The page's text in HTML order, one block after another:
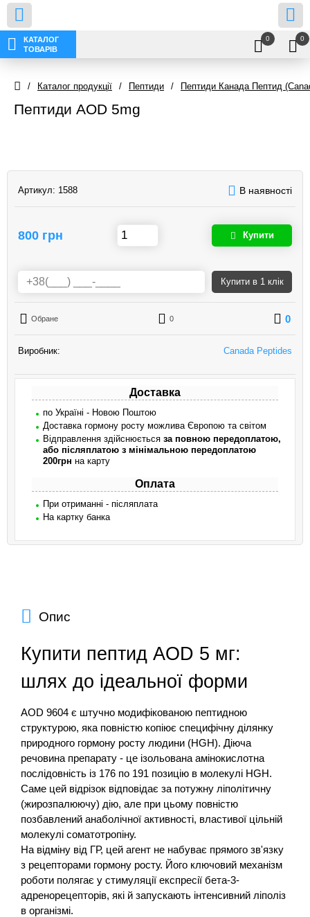
КАТАЛОГ
ТОВАРІВ
0 0
/ Каталог продукції / Пептиди / Пептиди Канада Пептид
Пептиди AOD 5mg
Артикул: 1588 В наявності
800 грн Купити
Купити в 1 клік
Обране 0 0
Виробник: Canada Peptides
Доставка
по Україні - Новою Поштою
Доставка гормону росту можлива Європою та світом
Відправлення здійснюється за повною передоплатою,
або післяплатою з мінімальною передоплатою
200грн на карту
Оплата
При отриманні - післяплата
На картку банка
Опис
Купити пептид AOD 5 мг:
шлях до ідеальної форми
AOD 9604 є штучно модифікованою пептидною
структурою, яка повністю копіює специфічну ділянку
природного гормону росту людини (HGH). Діюча
речовина препарату - це ізольована амінокислотна
послідовність із 176 по 191 позицію в молекулі HGH.
Саме цей відрізок відповідає за потужну ліполітичну
(жирозпалюючу) дію, але при цьому повністю
позбавлений анаболічної активності, властивої цільній
молекулі соматотропіну.
На відміну від ГР, цей агент не набуває прямого зв'язку
з рецепторами гормону росту. Його ключовий механізм
роботи полягає у стимуляції експресії бета-3-
адренорецепторів, які й запускають інтенсивний ліполіз
в організмі.